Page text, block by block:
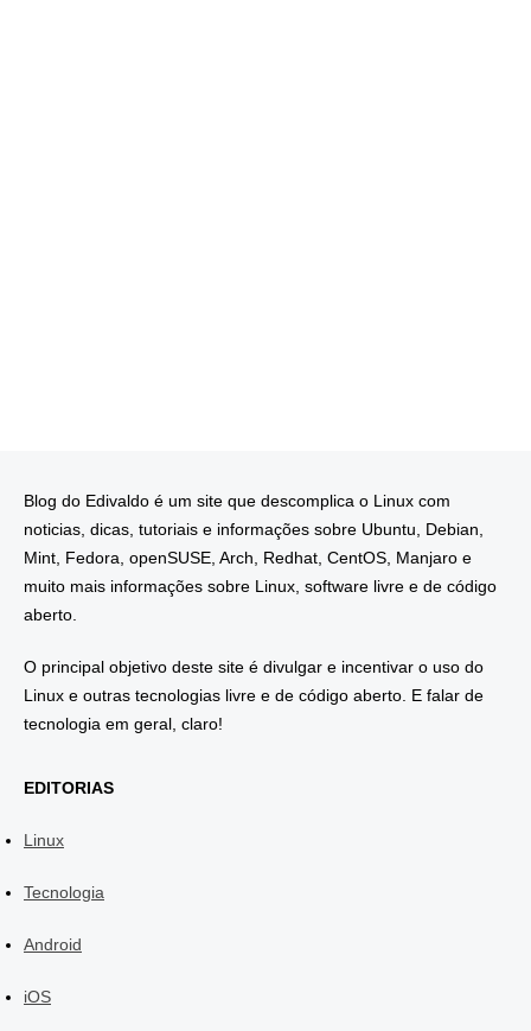
Blog do Edivaldo é um site que descomplica o Linux com
noticias, dicas, tutoriais e informações sobre Ubuntu, Debian,
Mint, Fedora, openSUSE, Arch, Redhat, CentOS, Manjaro e
muito mais informações sobre Linux, software livre e de código
aberto.
O principal objetivo deste site é divulgar e incentivar o uso do
Linux e outras tecnologias livre e de código aberto. E falar de
tecnologia em geral, claro!
EDITORIAS
Linux
Tecnologia
Android
iOS